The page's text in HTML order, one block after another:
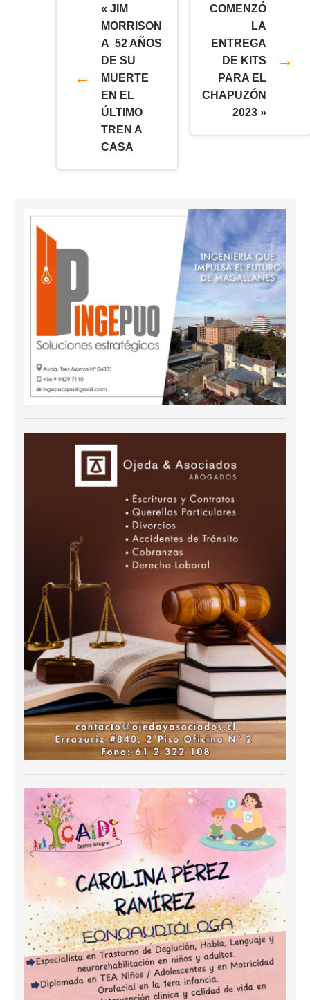
« JIM
MORRISON
A 52 AÑOS
DE SU
MUERTE
EN EL
ÚLTIMO
TREN A
CASA
COMENZÓ
LA
ENTREGA
DE KITS
PARA EL
CHAPUZÓN
2023 »